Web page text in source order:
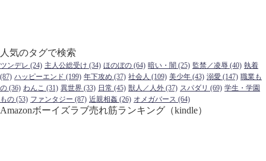
人気のタグで検索
ツンデレ (24) 主人公総受け (34) ほのぼの (64) 暗い・闇 (25) 監禁／凌辱 (40) 執着
(87) ハッピーエンド (199) 年下攻め (37) 社会人 (109) 美少年 (43) 溺愛 (147) 職業も
の (36) わんこ (31) 異世界 (33) 日常 (45) 獣人／人外 (37) スパダリ (69) 学生・学園
もの (53) ファンタジー (87) 近親相姦 (26) オメガバース (64)
Amazonボーイズラブ売れ筋ランキング（kindle）